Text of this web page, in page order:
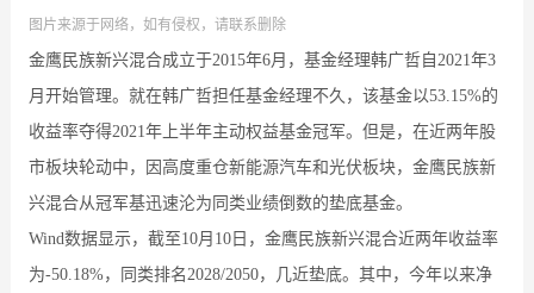
图片来源于网络，如有侵权，请联系删除
金鹰民族新兴混合成立于2015年6月，基金经理韩广哲自2021年3
月开始管理。就在韩广哲担任基金经理不久，该基金以53.15%的
收益率夺得2021年上半年主动权益基金冠军。但是，在近两年股
市板块轮动中，因高度重仓新能源汽车和光伏板块，金鹰民族新
兴混合从冠军基迅速沦为同类业绩倒数的垫底基金。
Wind数据显示，截至10月10日，金鹰民族新兴混合近两年收益率
为-50.18%，同类排名2028/2050，几近垫底。其中，今年以来净